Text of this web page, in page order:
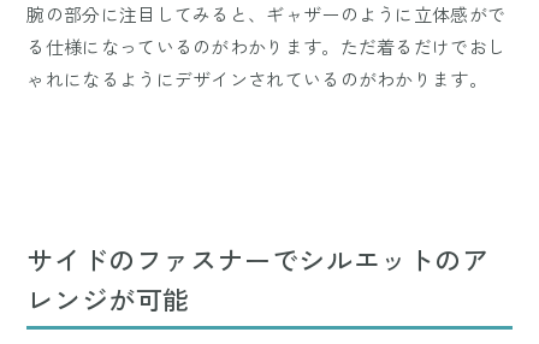
腕の部分に注目してみると、ギャザーのように立体感がで
る仕様になっているのがわかります。ただ着るだけでおし
ゃれになるようにデザインされているのがわかります。
サイドのファスナーでシルエットのア
レンジが可能